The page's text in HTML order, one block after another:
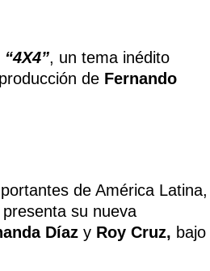
“4X4”, un tema inédito
de Fernando
de América Latina,
su nueva
Díaz y Roy Cruz, bajo